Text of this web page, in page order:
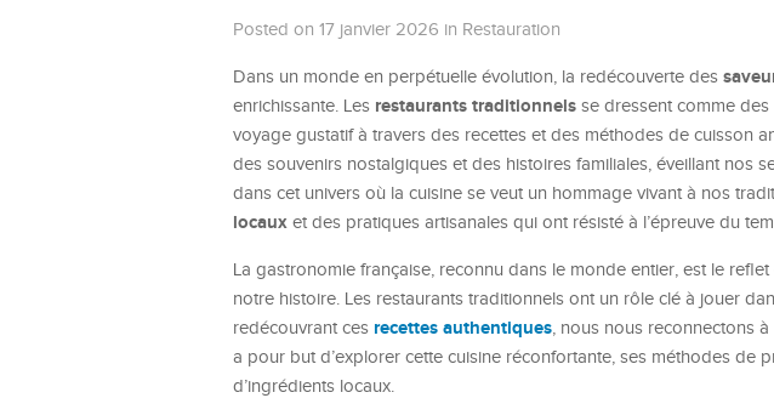
Posted on 17 janvier 2026 in Restauration
Dans un monde en perpétuelle évolution, la redécouverte des
enrichissante. Les restaurants traditionnels se dressent comme
voyage gustatif à travers des recettes et des méthodes de cuisson
des souvenirs nostalgiques et des histoires familiales, éveillant nos
dans cet univers où la cuisine se veut un hommage vivant à nos
locaux et des pratiques artisanales qui ont résisté à l’épreuve du
La gastronomie française, reconnu dans le monde entier, est le
notre histoire. Les restaurants traditionnels ont un rôle clé à jouer
redécouvrant ces recettes authentiques, nous nous reconnectons
a pour but d’explorer cette cuisine réconfortante, ses méthodes de
d’ingrédients locaux.